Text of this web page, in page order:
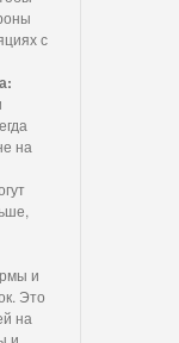
с
на
и
Это
на